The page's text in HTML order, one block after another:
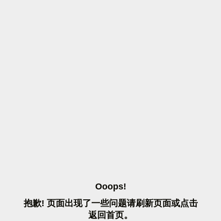
OOOPS!
抱歉! 页面出现了一些问题请刷 新页面或点击
返 回首页。